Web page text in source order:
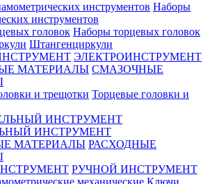
Наборы
инструментов
Наборы торцевых головок
Штангенциркули
ЭЛЕКТРОИНСТРУМЕНТ
СМАЗОЧНЫЕ
Торцевые головки и
ИНСТРУМЕНТ
РАСХОДНЫЕ
РУЧНОЙ ИНСТРУМЕНТ
Ключи